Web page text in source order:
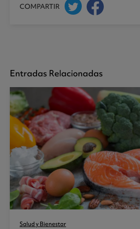
COMPARTIR
Entradas Relacionadas
Salud y Bienestar